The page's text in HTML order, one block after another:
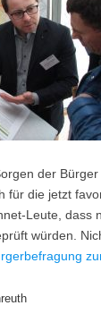
der
für die jetzt
Leute, dass
würden.